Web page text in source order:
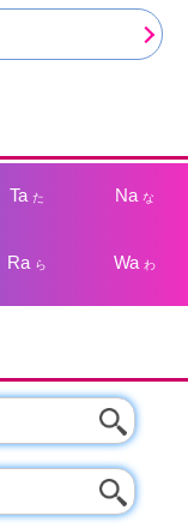
Taた Na な
Ra ら Wa わ